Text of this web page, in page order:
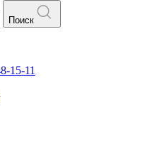
Поиск
15-11